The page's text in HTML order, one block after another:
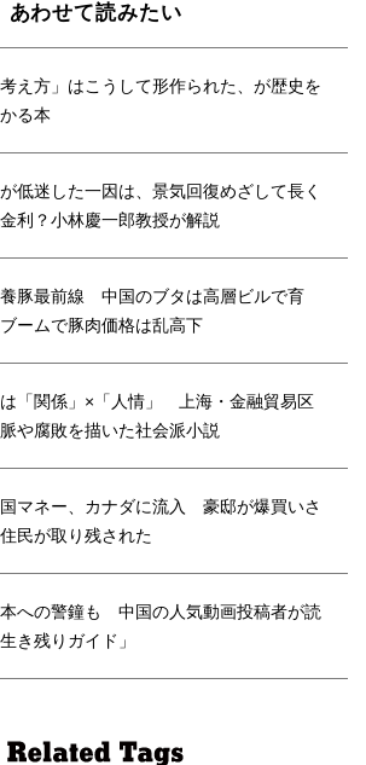
あわせて読みたい
考え方」はこうして形作られた、が歴史を
る本
低迷した一因は、景気回復めざして長く
利？小林慶一郎教授が解説
豚最前線 中国のブタは高層ビルで育
ームで豚肉価格は乱高下
「関係」×「人情」 上海・金融貿易区
や腐敗を描いた社会派小説
マネー、カナダに流入 豪邸が爆買いさ
民が取り残された
への警鐘も 中国の人気動画投稿者が読
き残りガイド」